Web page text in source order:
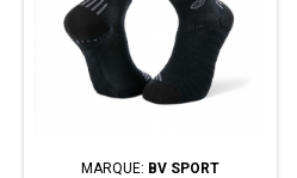
MARQUE: BV SPORT